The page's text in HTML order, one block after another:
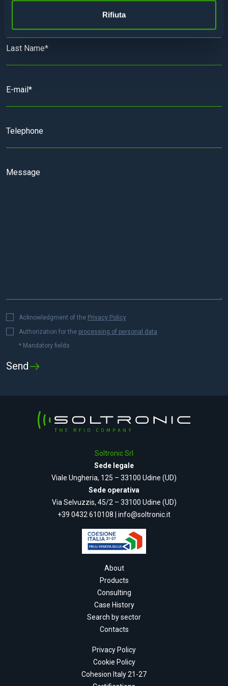
Rifiuta
Acknowledgment of the Privacy Policy
Authorization for the processing of personal data
* Mandatory fields
Soltronic Srl
Sede legale
Viale Ungheria, 125 – 33100 Udine (UD)
Sede operativa
Via Selvuzzis, 45/2 – 33100 Udine (UD)
+39 0432 610108
info@soltronic.it
About
Products
Consulting
Case History
Search by sector
Contacts
Privacy Policy
Cookie Policy
Cohesion Italy 21-27